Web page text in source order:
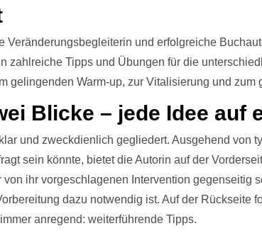
Veränderungsbegleiterin und erfolgreiche
zahlreiche Tipps und Übungen für die
gelingenden Warm-up, zur Vitalisierung und zum
Blicke – jede Idee auf
und zweckdienlich gegliedert. Ausgehend von
sein könnte, bietet die Autorin auf der
von ihr vorgeschlagenen Intervention gegenseitig
dazu notwendig ist. Auf der Rückseite
anregend: weiterführende Tipps.